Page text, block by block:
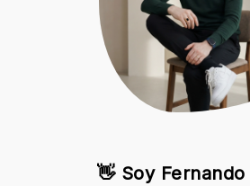
👋 Soy Fernando